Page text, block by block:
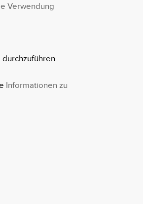
Verwendung
Informationen zu